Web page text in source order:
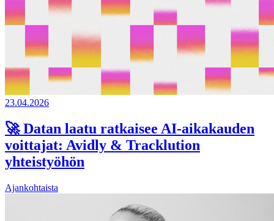
23.04.2026
🚀 Datan laatu ratkaisee AI-aikakauden
voittajat: Avidly & Tracklution
yhteistyöhön
Ajankohtaista